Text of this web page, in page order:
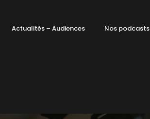
Actualités – Audiences Nos podcasts